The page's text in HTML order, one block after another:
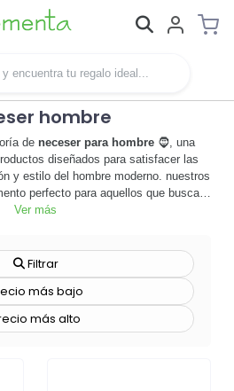
hombre
de neceser para hombre🧔, una
diseñados para satisfacer las
y estilo del hombre moderno. nuestros
perfecto para aquellos que buscan
cuidado personal en orden, ya sea en
con el logo o el nombre de
en una herramienta de merchandising
a tu marca. 🏢 ideal para regalos
estos neceseres personalizados
la visibilidad de tu marca y a fortalecer
Ver más
Filtrar
más bajo
más alto